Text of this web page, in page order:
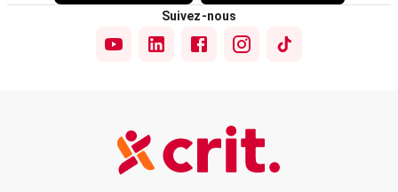
Suivez-nous